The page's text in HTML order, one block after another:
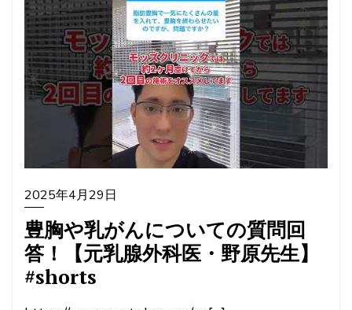
2025年4月29日
豊胸や乳がんについての質問回
答！【元乳腺外科医・野原先生】
#shorts